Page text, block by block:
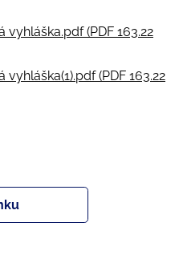
vyhláška.pdf (PDF 163.22
vyhláška(1).pdf (PDF 163.22